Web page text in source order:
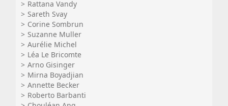
Rattana Vandy
Sareth Svay
Corine Sombrun
Suzanne Muller
Aurélie Michel
Léa Le Bricomte
Arno Gisinger
Mirna Boyadjian
Annette Becker
Roberto Barbanti